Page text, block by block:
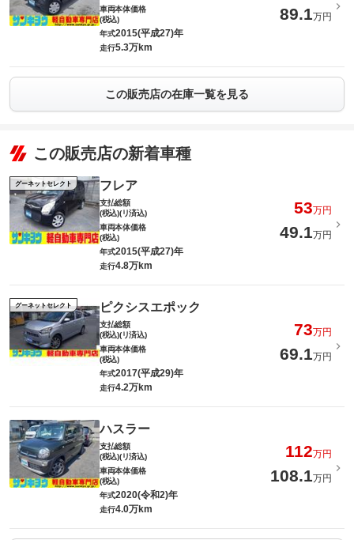
車両本体価格
(税込)
89.1万円
年式2015(平成27)年
走行5.3万km
この販売店の在庫一覧を見る
この販売店の新着車種
グーネットセレクト フレア
支払総額
(税込)(リ済込)
53万円
車両本体価格
(税込)
49.1万円
年式2015(平成27)年
走行4.8万km
グーネットセレクト ピクシスエポック
支払総額
(税込)(リ済込)
73万円
車両本体価格
(税込)
69.1万円
年式2017(平成29)年
走行4.2万km
ハスラー
支払総額
(税込)(リ済込)
112万円
車両本体価格
(税込)
108.1万円
年式2020(令和2)年
走行4.0万km